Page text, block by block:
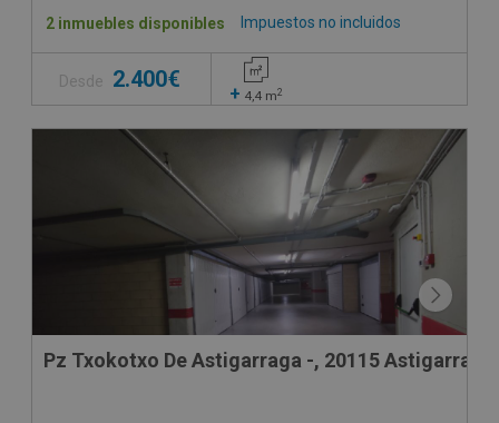
Impuestos no incluidos
2 inmuebles disponibles
Desde 2.400€
+ 4,4 m2
Pz Txokotxo De Astigarraga -, 20115